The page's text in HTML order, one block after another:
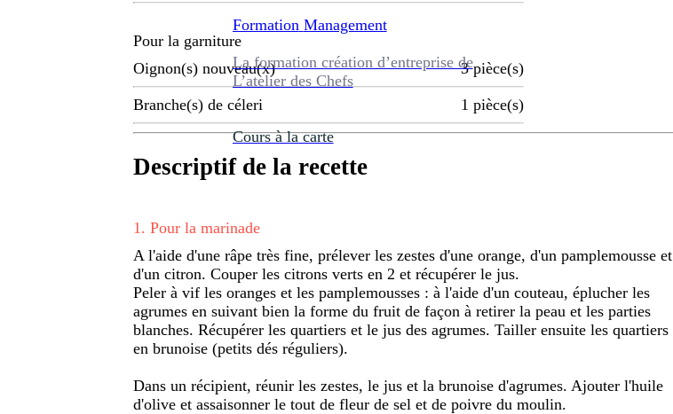
Formation Management
La formation création d’entreprise de
L’atelier des Chefs
Cours à la carte
Pour la garniture
Oignon(s) nouveau(x)
3 pièce(s)
Branche(s) de céleri 1 pièce(s)
Descriptif de la recette
1 . Pour la marinade
A l'aide d'une râpe très fine, prélever les zestes d'une orange, d'un pamplemousse et
d'un citron. Couper les citrons verts en 2 et récupérer le jus.
Peler à vif les oranges et les pamplemousses : à l'aide d'un couteau, éplucher les
agrumes en suivant bien la forme du fruit de façon à retirer la peau et les parties
blanches. Récupérer les quartiers et le jus des agrumes. Tailler ensuite les quartiers
en brunoise (petits dés réguliers).
Dans un récipient, réunir les zestes, le jus et la brunoise d'agrumes. Ajouter l'huile
d'olive et assaisonner le tout de fleur de sel et de poivre du moulin.